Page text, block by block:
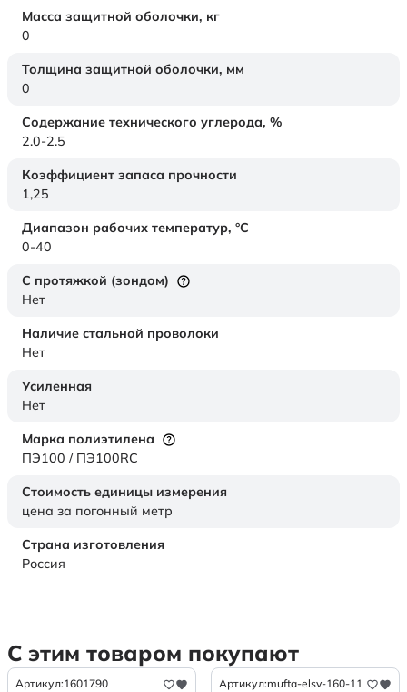
Масса защитной оболочки, кг
0
Толщина защитной оболочки, мм
0
Содержание технического углерода, %
2.0-2.5
Коэффициент запаса прочности
1,25
Диапазон рабочих температур, °C
0-40
С протяжкой (зондом)
Нет
Наличие стальной проволоки
Нет
Усиленная
Нет
Марка полиэтилена
ПЭ100 / ПЭ100RC
Стоимость единицы измерения
цена за погонный метр
Страна изготовления
Россия
С этим товаром покупают
Артикул:1601790 Артикул:mufta-elsv-160-11